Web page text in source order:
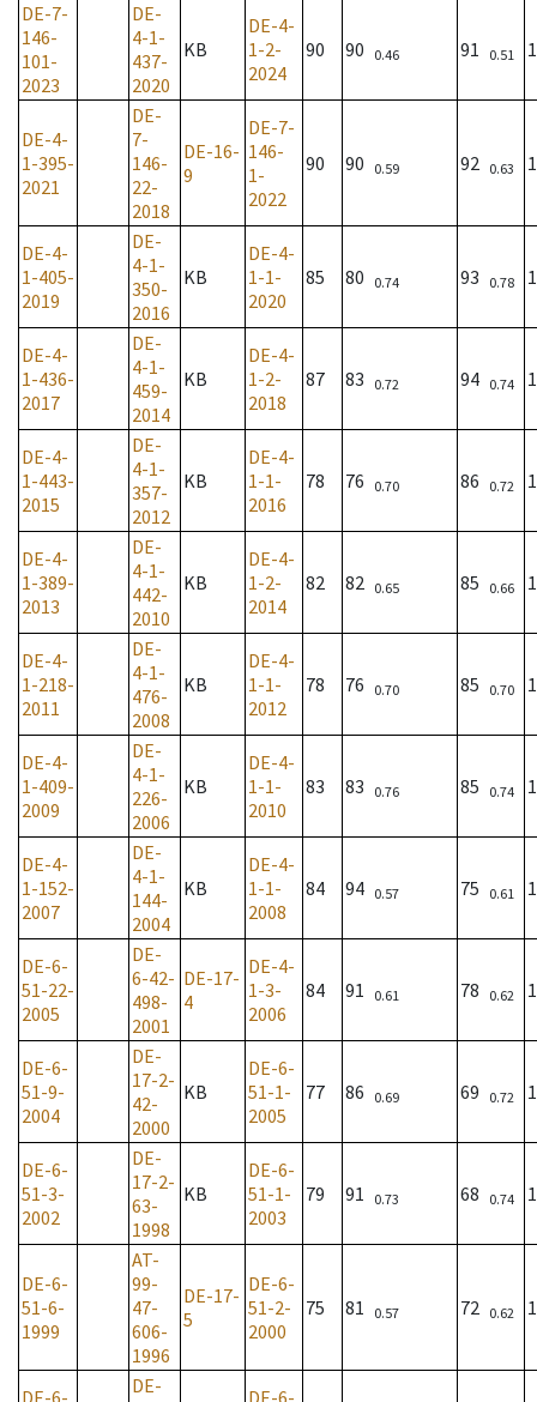
DE-7-
146-
101-
2023
DE-
4-1-
437-
2020
KB
DE-4-
1-2-
2024
90 90 0.46 91 0.51 1
DE-4-
1-395-
2021
DE-
7-
146-
22-
2018
DE-16-
9
DE-7-
146-
1-
2022
90 90 0.59 92 0.63 1
DE-4-
1-405-
2019
DE-
4-1-
350-
2016
KB
DE-4-
1-1-
2020
85 80 0.74 93 0.78 1
DE-4-
1-436-
2017
DE-
4-1-
459-
2014
KB
DE-4-
1-2-
2018
87 83 0.72 94 0.74 1
DE-4-
1-443-
2015
DE-
4-1-
357-
2012
KB
DE-4-
1-1-
2016
78 76 0.70 86 0.72 1
DE-4-
1-389-
2013
DE-
4-1-
442-
2010
KB
DE-4-
1-2-
2014
82 82 0.65 85 0.66 1
DE-4-
1-218-
2011
DE-
4-1-
476-
2008
KB
DE-4-
1-1-
2012
78 76 0.70 85 0.70 1
DE-4-
1-409-
2009
DE-
4-1-
226-
2006
KB
DE-4-
1-1-
2010
83 83 0.76 85 0.74 1
DE-4-
1-152-
2007
DE-
4-1-
144-
2004
KB
DE-4-
1-1-
2008
84 94 0.57 75 0.61 1
DE-6-
51-22-
2005
DE-
6-42-
498-
2001
DE-17-
4
DE-4-
1-3-
2006
84 91 0.61 78 0.62 1
DE-6-
51-9-
2004
DE-
17-2-
42-
2000
KB
DE-6-
51-1-
2005
77 86 0.69 69 0.72 1
DE-6-
51-3-
2002
DE-
17-2-
63-
1998
KB
DE-6-
51-1-
2003
79 91 0.73 68 0.74 1
DE-6-
51-6-
1999
AT-
99-
47-
606-
1996
DE-17-
5
DE-6-
51-2-
2000
75 81 0.57 72 0.62 1
DE-